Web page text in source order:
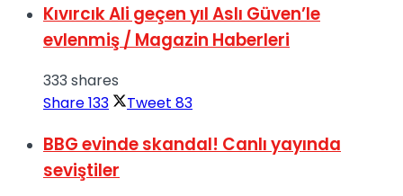
Kıvırcık Ali geçen yıl Aslı Güven’le
evlenmiş / Magazin Haberleri
333 shares
Share133 Tweet 83
BBG evinde skandal! Canlı yayında
seviştiler